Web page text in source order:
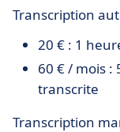
Transcription
20 € : 1
60 € / mois :
transcrite
Transcription